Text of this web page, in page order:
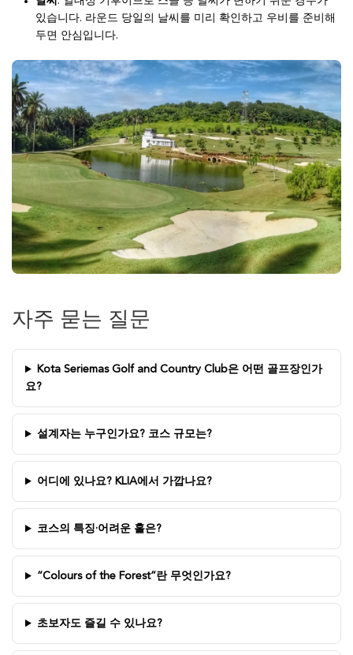
있습니다. 라운드 당일의 날씨를 미리 확인하고 우비를 준비해
두면 안심입니다.
자주 묻는 질문
Kota Seriemas Golf and Country Club은 어떤 골프장인가
요?
설계자는 누구인가요? 코스 규모는?
어디에 있나요? KLIA에서 가깝나요?
코스의 특징·어려운 홀은?
“Colours of the Forest”란 무엇인가요?
초보자도 즐길 수 있나요?